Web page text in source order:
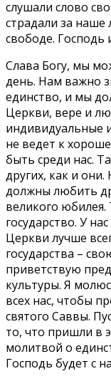
слушали слово
страдали за наше
свободе. Господь
Слава Богу, мы
день. Нам важно
единство, и мы
Церкви, вере и
индивидуальные
не ведет к
быть среди нас.
других, как и
должны любить
великого
государство. У
Церкви лучше
государства –
приветствую
культуры. Я
всех нас, чтобы
святого Саввы.
то, что пришли в
молитвой о
Господь будет с